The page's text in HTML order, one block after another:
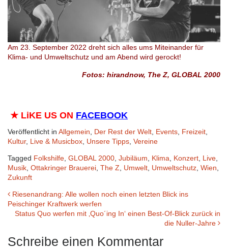
Am 23. September 2022 dreht sich alles ums Miteinander für
Klima- und Umweltschutz und am Abend wird gerockt!
Fotos: hirandnow, The Z, GLOBAL 2000
★ LiKE US ON FACEBOOK
Veröffentlicht in Allgemein Der Rest der Welt Events Freizeit
Kultur, Live & Musicbox Unsere Tipps Vereine
Tagged Folkshilfe GLOBAL 2000 Jubiläum Klima Konzert Live
Musik Ottakringer Brauerei The Z Umwelt Umweltschutz Wien
Zukunft
Beitrags-
Navigation
Riesenandrang: Alle wollen noch einen letzten Blick ins
Peischinger Kraftwerk werfen
Status Quo werfen mit ‚Quo´ing In‘ einen Best-Of-Blick zurück in
die Nuller-Jahre
Schreibe einen Kommentar